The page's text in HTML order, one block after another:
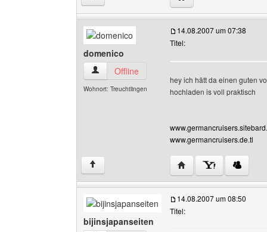
domenico
domenico Benutzer-Profile anzeigen
Offline
Wohnort: Treuchtlingen
14.08.2007 um 07:38
Titel:
hey ich hätt da einen guten
hochladen is voll praktisch
www.germancruisers.de.tl
↑ Website dieses
bijinsjapanseiten
14.08.2007 um 08:50
Titel: